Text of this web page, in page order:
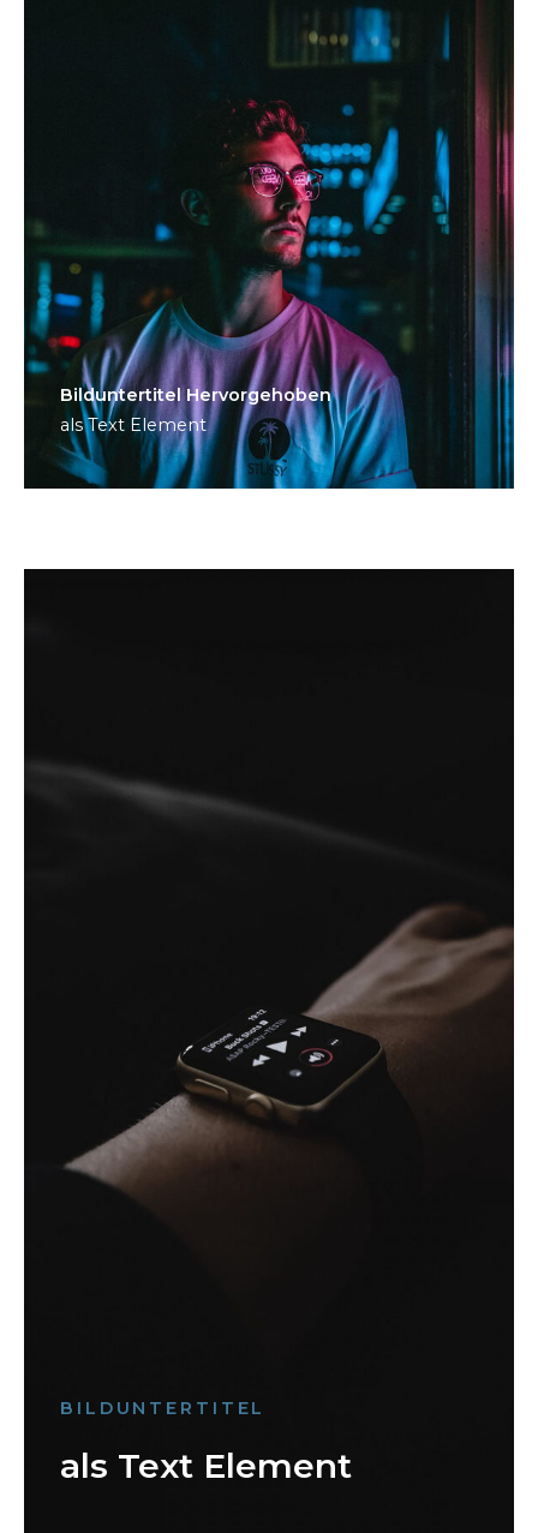
Bild­unter­titel Hervorgehoben
als Text Element
BILDUNTERTITEL
als Text Element